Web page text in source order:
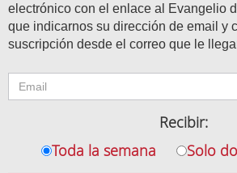
electrónico con el enlace al Evangelio
que indicarnos su dirección de email y
suscripción desde el correo que le
Recibir:
Toda la semana
Solo